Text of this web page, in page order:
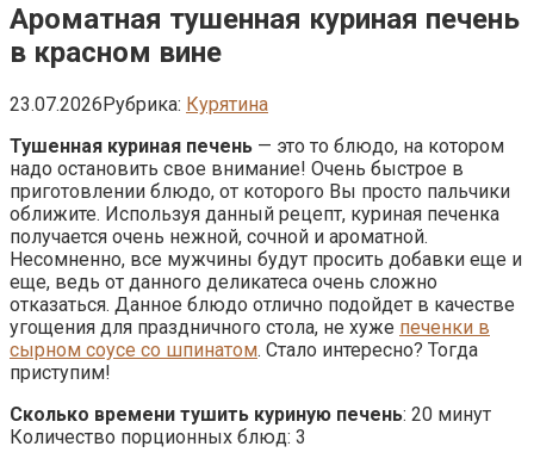
Ароматная тушенная куриная печень
в красном вине
23.07.2026Рубрика: Курятина
Тушенная куриная печень — это то блюдо, на котором
надо остановить свое внимание! Очень быстрое в
приготовлении блюдо, от которого Вы просто пальчики
оближите. Используя данный рецепт, куриная печенка
получается очень нежной, сочной и ароматной.
Несомненно, все мужчины будут просить добавки еще и
еще, ведь от данного деликатеса очень сложно
отказаться. Данное блюдо отлично подойдет в качестве
угощения для праздничного стола, не хуже печенки в
сырном соусе со шпинатом. Стало интересно? Тогда
приступим!
Сколько времени тушить куриную печень: 20 минут
Количество порционных блюд: 3